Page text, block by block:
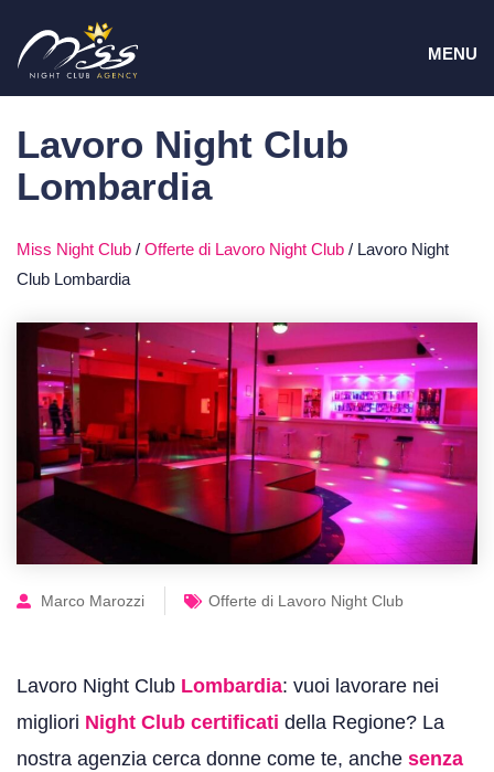
contenuto
MENU
Lavoro Night Club
Lombardia
Miss Night Club / Offerte di Lavoro Night Club / Lavoro Night
Club Lombardia
Marco Marozzi Offerte di Lavoro Night Club
Lavoro Night Club Lombardia: vuoi lavorare nei
migliori Night Club certificati della Regione? La
nostra agenzia cerca donne come te, anche senza